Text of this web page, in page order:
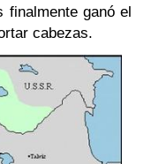
finalmente ganó el
cabezas.